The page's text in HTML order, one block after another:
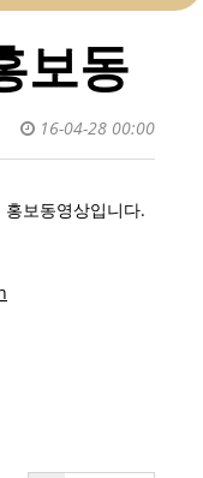
보동
16-04-28 00:00
보동영상입니다.